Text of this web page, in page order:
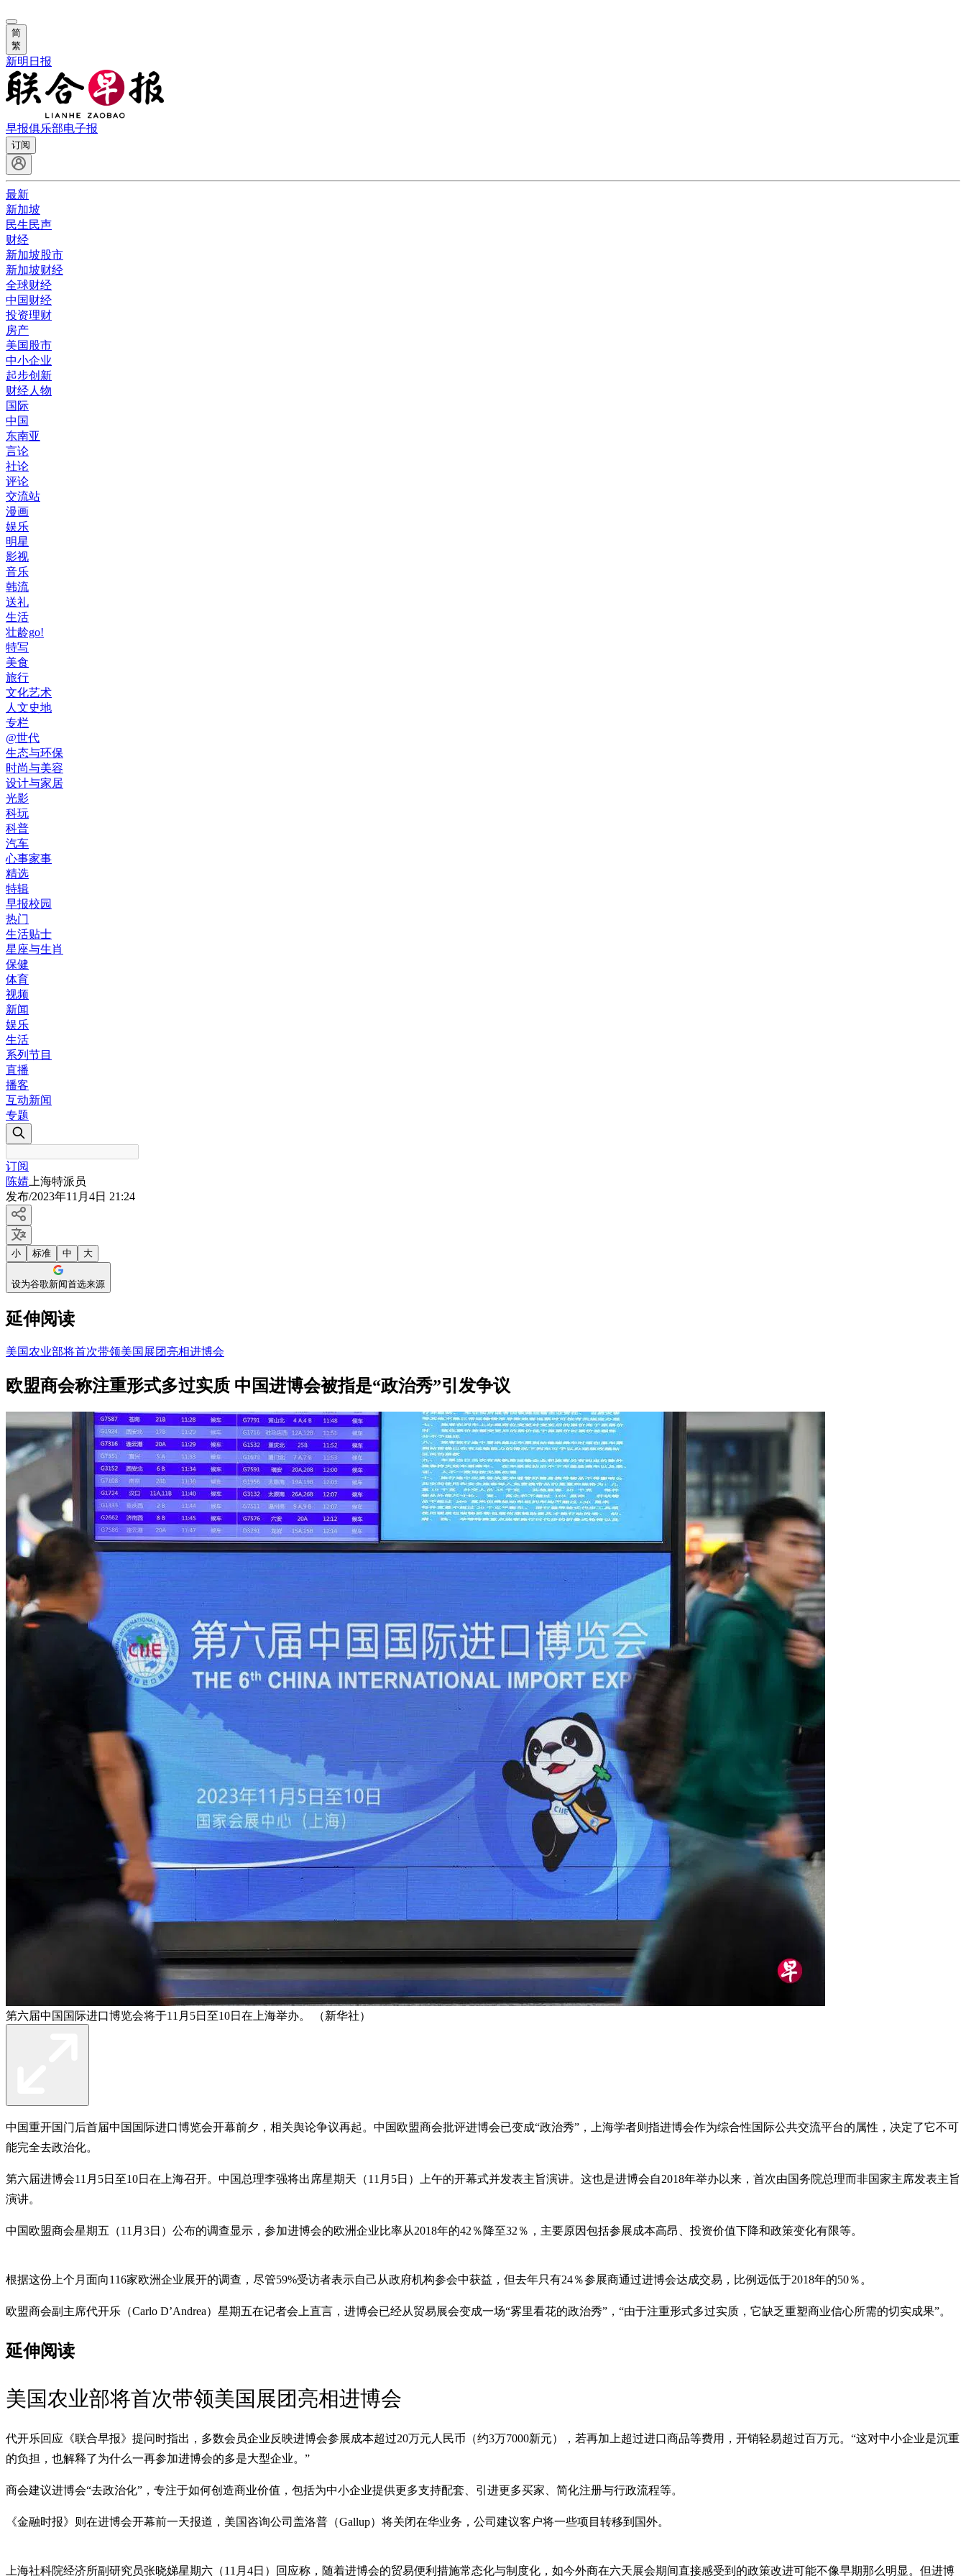
简
繁
新明日报
早报俱乐部电子报
订阅
最新
新加坡
民生民声
财经
新加坡股市
新加坡财经
全球财经
中国财经
投资理财
房产
美国股市
中小企业
起步创新
财经人物
国际
中国
东南亚
言论
社论
评论
交流站
漫画
娱乐
明星
影视
音乐
韩流
送礼
生活
壮龄go!
特写
美食
旅行
文化艺术
人文史地
专栏
@世代
生态与环保
时尚与美容
设计与家居
光影
科玩
科普
汽车
心事家事
精选
特辑
早报校园
热门
生活贴士
星座与生肖
保健
体育
视频
新闻
娱乐
生活
系列节目
直播
播客
互动新闻
专题
订阅
陈婧 上海特派员
发布/2023年11月4日 21:24
小 标准 中 大
设为谷歌新闻首选来源
延伸阅读
美国农业部将首次带领美国展团亮相进博会
欧盟商会称注重形式多过实质 中国进博会被指是“政治秀”引发争议
第六届中国国际进口博览会将于11月5日至10日在上海举办。 （新华社）
中国重开国门后首届中国国际进口博览会开幕前夕，相关舆论争议再起。中国欧盟商会批评进博会已变成“政治秀”，上海学者则指进博会作为综合性国际公共交流平台的属性，决定了它不可
能完全去政治化。
第六届进博会11月5日至10日在上海召开。中国总理李强将出席星期天（11月5日）上午的开幕式并发表主旨演讲。这也是进博会自2018年举办以来，首次由国务院总理而非国家主席发表主旨
演讲。
中国欧盟商会星期五（11月3日）公布的调查显示，参加进博会的欧洲企业比率从2018年的42％降至32％，主要原因包括参展成本高昂、投资价值下降和政策变化有限等。
根据这份上个月面向116家欧洲企业展开的调查，尽管59%受访者表示自己从政府机构参会中获益，但去年只有24％参展商通过进博会达成交易，比例远低于2018年的50％。
欧盟商会副主席代开乐（Carlo D’Andrea）星期五在记者会上直言，进博会已经从贸易展会变成一场“雾里看花的政治秀”，“由于注重形式多过实质，它缺乏重塑商业信心所需的切实成果”。
延伸阅读
美国农业部将首次带领美国展团亮相进博会
代开乐回应《联合早报》提问时指出，多数会员企业反映进博会参展成本超过20万元人民币（约3万7000新元），若再加上超过进口商品等费用，开销轻易超过百万元。“这对中小企业是沉重
的负担，也解释了为什么一再参加进博会的多是大型企业。”
商会建议进博会“去政治化”，专注于如何创造商业价值，包括为中小企业提供更多支持配套、引进更多买家、简化注册与行政流程等。
《金融时报》则在进博会开幕前一天报道，美国咨询公司盖洛普（Gallup）将关闭在华业务，公司建议客户将一些项目转移到国外。
上海社科院经济所副研究员张晓娣星期六（11月4日）回应称，随着进博会的贸易便利措施常态化与制度化，如今外商在六天展会期间直接感受到的政策改进可能不像早期那么明显。但进博